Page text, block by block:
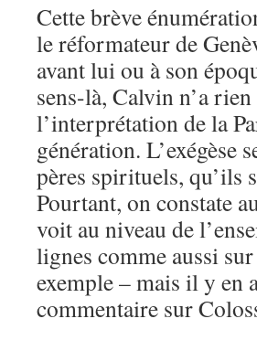
Cette brève
le réformateur de
avant lui ou à son
sens-là, Calvin n’a
l’interprétation de la
génération. L’exégèse
pères spirituels, qu’ils
Pourtant, on constate
voit au niveau de
lignes comme aussi
exemple – mais il y en
commentaire sur